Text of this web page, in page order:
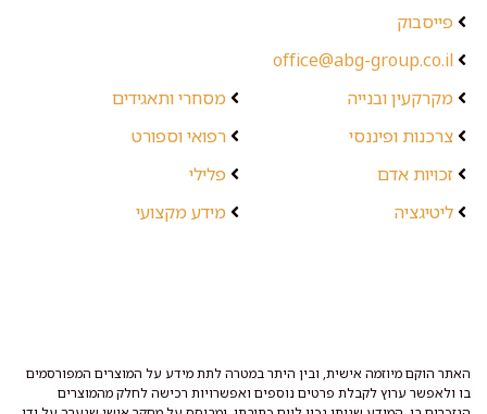
פייסבוק
office@abg-group.co.il
מקרקעין ובנייה
צרכנות ופיננסי
זכויות אדם
ליטיגציה
מסחרי ותאגידים
רפואי וספורט
פלילי
מידע מקצועי
האתר הוקם מיוזמה אישית, ובין היתר במטרה לתת מידע על המוצרים המפורסמים
בו ולאפשר ערוץ לקבלת פרטים נוספים ואפשרויות רכישה לחלק מהמוצרים